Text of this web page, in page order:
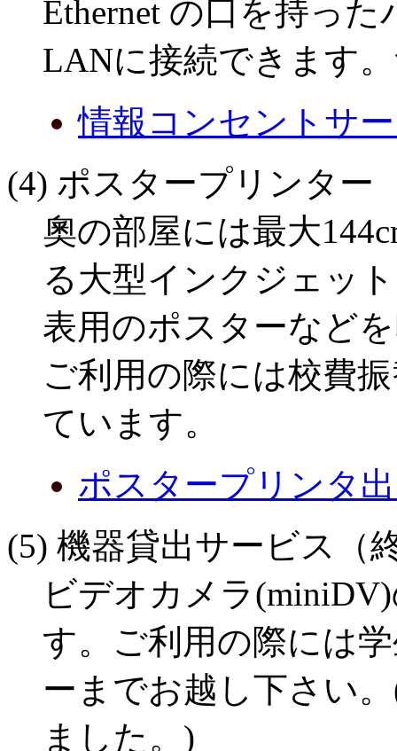
Ethernet の口を持っ
LANに接続できます
情報コンセントサ
(4) ポスタープリンター
奧の部屋には最大
る大型インクジェッ
表用のポスターなど
ご利用の際には校費
ています。
ポスタープリンタ
(5) 機器貸出サービス（
ビデオカメラ
す。ご利用の際には
ーまでお越し下さい
ました。)